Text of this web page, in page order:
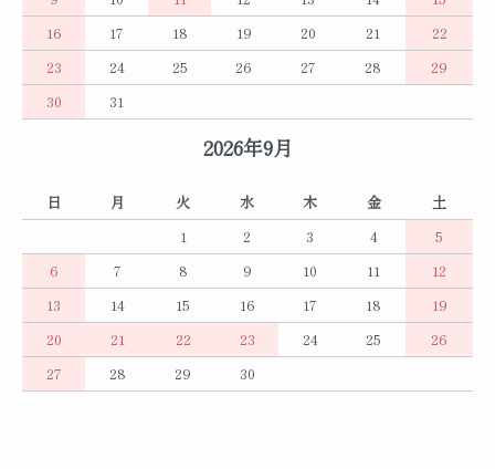
16
17 18 19 20 21
22
23
24 25 26 27 28
29
30
31
2026年9月
日 月 火 水 木 金
土
1
2 3 4
5
6
7 8 9 10 11
12
13
14 15 16 17 18
19
20
21 22 23 24 25
26
27
28 29 30